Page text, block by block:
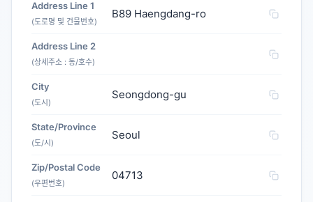
Address Line 1
(도로명 및 건물번호)
B89 Haengdang-ro
Address Line 2
(상세주소 : 동/호수)
City
(도시)
Seongdong-gu
State/Province
(도/시)
Seoul
Zip/Postal Code
(우편번호)
04713